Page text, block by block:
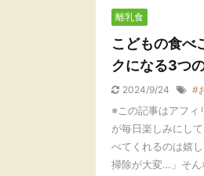
離乳食
こどもの食べ
クになる3つ
2024/9/24 #
※この記事はアフィ
が毎日楽しみにし
べてくれるのは嬉
掃除が大変…」そん